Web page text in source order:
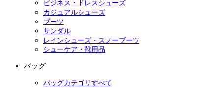
ビジネス・ドレスシューズ
カジュアルシューズ
ブーツ
サンダル
レインシューズ・スノーブーツ
シューケア・靴用品
バッグ
バッグカテゴリすべて